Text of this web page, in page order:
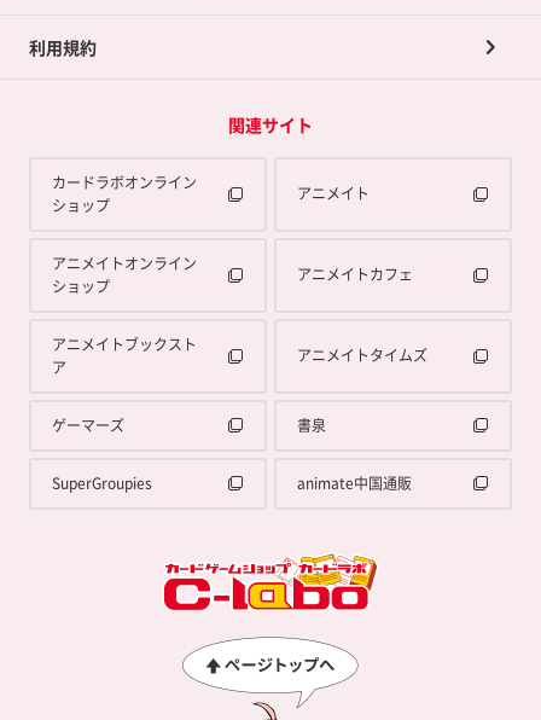
利用規約
関連サイト
カードラボオンライン
ショップ
アニメイト
アニメイトオンライン
ショップ
アニメイトカフェ
アニメイトブックスト
ア
アニメイトタイムズ
ゲーマーズ 書泉
SuperGroupies animate中国通販